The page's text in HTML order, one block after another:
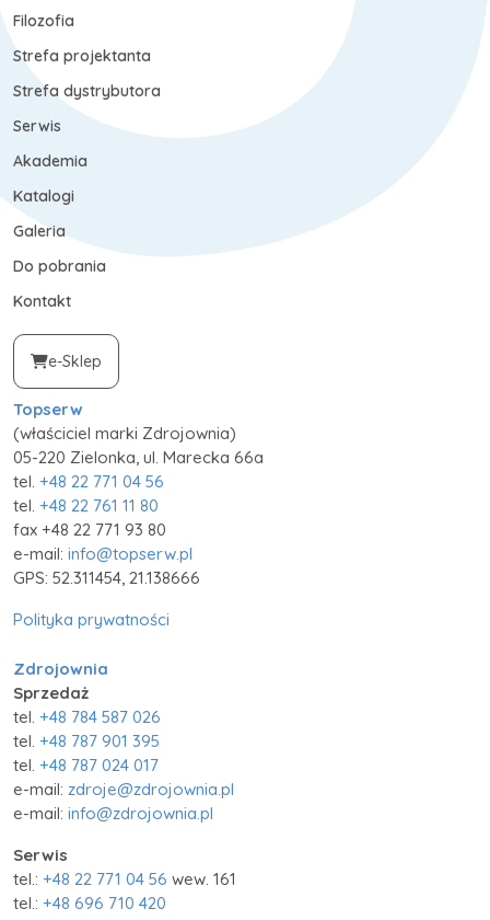
Filozofia
Strefa projektanta
Strefa dystrybutora
Serwis
Akademia
Katalogi
Galeria
Do pobrania
Kontakt
e-Sklep
Topserw
(właściciel marki Zdrojownia)
05-220 Zielonka, ul. Marecka 66a
tel. +48 22 771 04 56
tel. +48 22 761 11 80
fax +48 22 771 93 80
e-mail: info@topserw.pl
GPS: 52.311454, 21.138666
Polityka prywatności
Zdrojownia
Sprzedaż
tel. +48 784 587 026
tel. +48 787 901 395
tel. +48 787 024 017
e-mail: zdroje@zdrojownia.pl
e-mail: info@zdrojownia.pl
Serwis
tel.: +48 22 771 04 56 wew. 161
tel.: +48 696 710 420